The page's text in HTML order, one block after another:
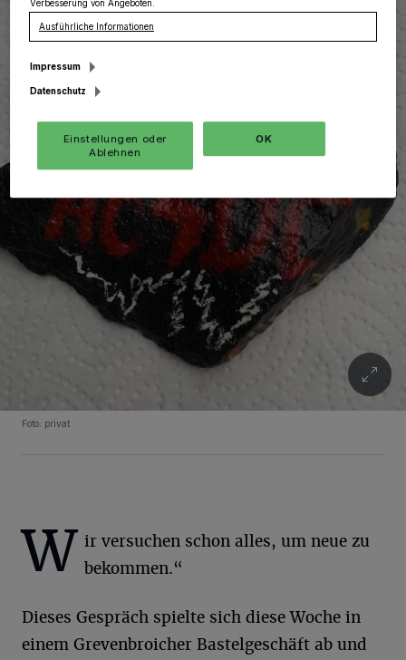
Foto: privat
W ir versuchen schon alles, um neue zu
bekommen.“
Dieses Gespräch spielte sich diese Woche in
einem Grevenbroicher Bastelgeschäft ab und
Verbesserung von Angeboten.
Ausführliche Informationen
Impressum
Datenschutz
Einstellungen oder
Ablehnen
OK